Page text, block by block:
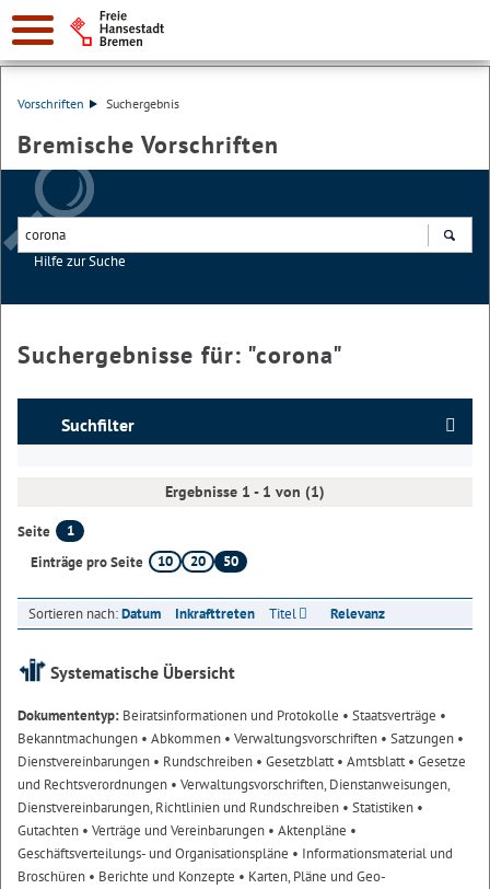
Vorschriften Suchergebnis
Bremische Vorschriften
Hilfe zur Suche
Suchergebnisse für: "corona"
Suchfilter
Ergebnisse 1 - 1 von (1)
Seite
1
Einträge pro Seite
10 20 50
Sortieren nach:Datum Inkrafttreten Titel Relevanz
Systematische Übersicht
Dokumententyp: Beiratsinformationen und Protokolle • Staatsverträge •
Bekanntmachungen • Abkommen • Verwaltungsvorschriften • Satzungen •
Dienstvereinbarungen • Rundschreiben • Gesetzblatt• Amtsblatt• Gesetze
und Rechtsverordnungen • Verwaltungsvorschriften, Dienstanweisungen,
Dienstvereinbarungen, Richtlinien und Rundschreiben • Statistiken •
Gutachten • Verträge und Vereinbarungen • Aktenpläne •
Geschäftsverteilungs- und Organisationspläne • Informationsmaterial und
Broschüren • Berichte und Konzepte • Karten, Pläne und Geo-